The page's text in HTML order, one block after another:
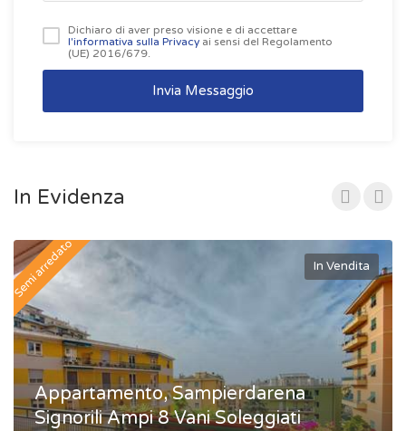
Dichiaro di aver preso visione e di accettare
l'informativa sulla Privacy ai sensi del Regolamento
(UE) 2016/679.
Invia Messaggio
In Evidenza
In Vendita
Appartamento, Sampierdarena
Signorili Ampi 8 Vani Soleggiati
Semi arredato